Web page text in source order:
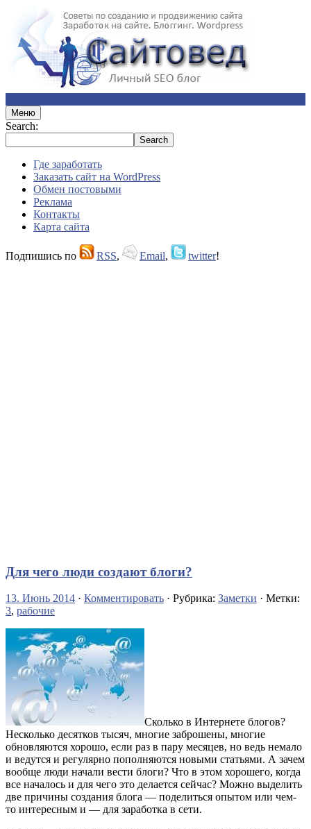
Меню
Search:
Где заработать
Заказать сайт на WordPress
Обмен постовыми
Реклама
Контакты
Карта сайта
Подпишись по RSS, Email, twitter!
Для чего люди создают блоги?
13. Июнь 2014 · Комментировать · Рубрика: Заметки · Метки:
3, рабочие
Сколько в Интернете блогов?
Несколько десятков тысяч, многие заброшены, многие
обновляются хорошо, если раз в пару месяцев, но ведь немало
и ведутся и регулярно пополняются новыми статьями. А зачем
вообще люди начали вести блоги? Что в этом хорошего, когда
все началось и для чего это делается сейчас? Можно выделить
две причины создания блога — поделиться опытом или чем-
то интересным и — для заработка в сети.